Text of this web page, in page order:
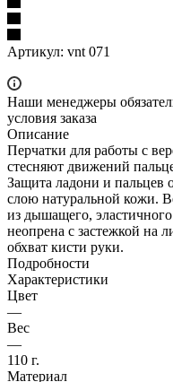
Артикул: vnt 071
Наши менеджеры
условия заказа
Описание
Перчатки для работы с
стесняют движений
Защита ладони и пальцев
слою натуральной кожи.
из дышащего,
неопрена с застежкой на
обхват кисти руки.
Подробности
Характеристики
Цвет
—
Вес
—
110 г.
Материал